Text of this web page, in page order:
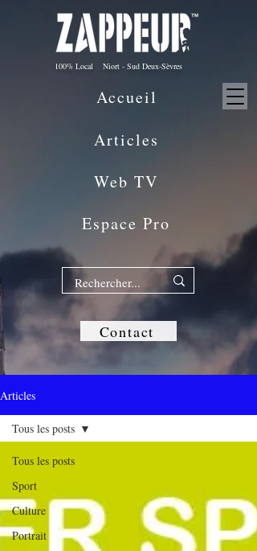
100% Local Niort - Sud Deux-Sèvres
Contact
Articles
Web TV
Espace Pro
Accueil
Articles
Tous les posts
Sport
Culture
Portrait
Tous les posts